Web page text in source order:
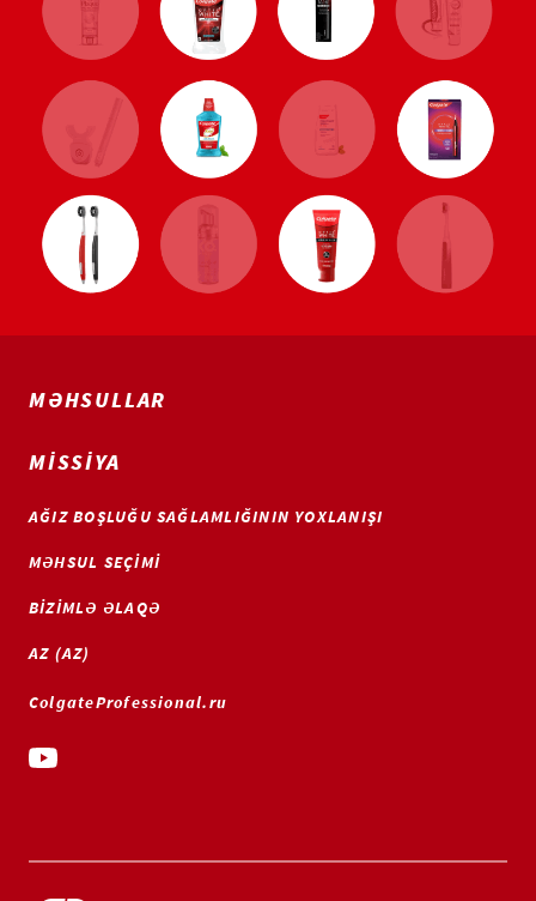
MƏHSULLAR
MISSIYA
AĞIZ BOŞLUĞU SAĞLAMLIĞININ YOXLANIŞI
MƏHSUL SEÇIMI
BIZIMLƏ ƏLAQƏ
AZ (AZ)
ColgateProfessional.ru